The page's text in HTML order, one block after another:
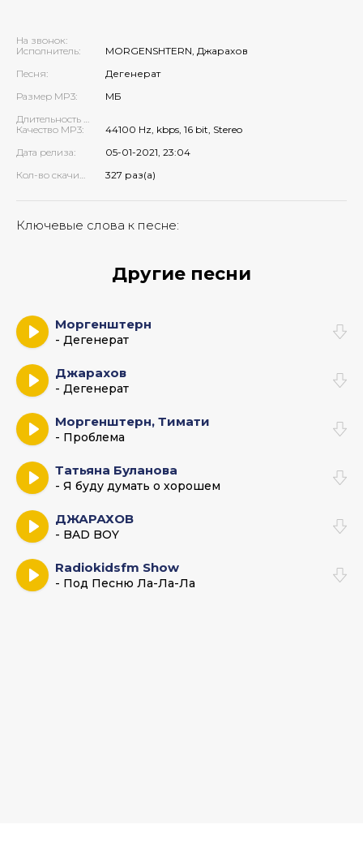
На звонок:
Исполнитель:
MORGENSHTERN, Джарахов
Песня:
Дегенерат
Размер MP3:
МБ
Длительность MP3:
Качество MP3:
44100 Hz, kbps, 16 bit, Stereo
Дата релиза:
05-01-2021, 23:04
Кол-во скачиваний:
327 раз(а)
Ключевые слова к песне:
Другие песни
Моргенштерн
- Дегенерат
Джарахов
- Дегенерат
Моргенштерн, Тимати
- Проблема
Татьяна Буланова
- Я буду думать о хорошем
ДЖАРАХОВ
- BAD BOY
Radiokidsfm Show
- Под Песню Ла-Ла-Ла